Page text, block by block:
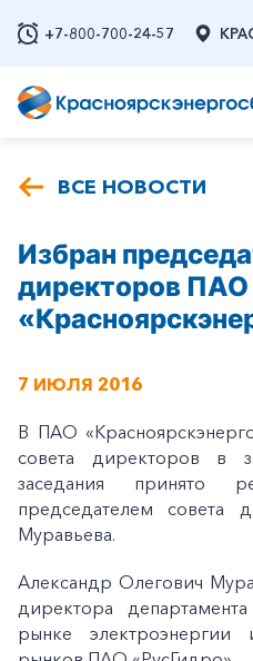
+7-800-700-24-57
ВСЕ НОВОСТИ
Избран
директоров ПАО
7 ИЮЛЯ 2016
В ПАО
совета директоров в
заседания принято
председателем совета
Муравьева.
Александр Олегович
директора
рынке